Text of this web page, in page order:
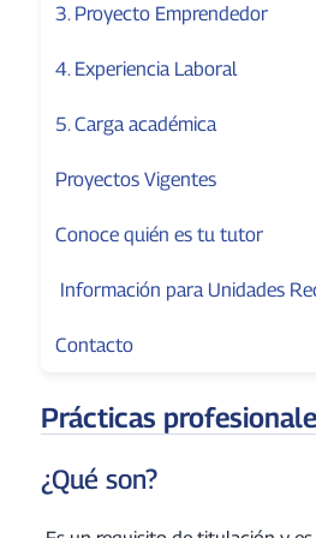
3. Proyecto Emprendedor
4. Experiencia Laboral
5. Carga académica
Proyectos Vigentes
Conoce quién es tu tutor
Información para Unidades
Contacto
Prácticas
¿Qué son?